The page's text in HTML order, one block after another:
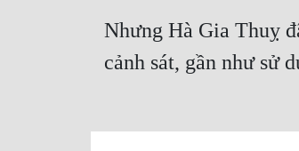
Nhưng Hà Gia Thuỵ
cảnh sát, gần như sử